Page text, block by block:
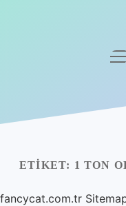
Yasal Uyarı
Hakkımızda
ETIKET: 1 TON
fancycat.com.tr